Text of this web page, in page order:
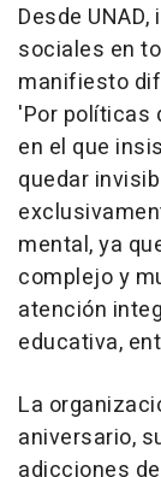
Desde
sociales en
manifiesto
'Por políticas
en el que
quedar
mental, ya
complejo y
atención
educativa,
La
aniversario,